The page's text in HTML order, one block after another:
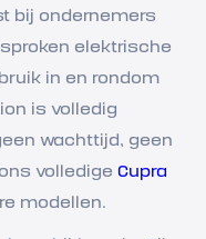
bij ondernemers
elektrische
in en rondom
is volledig
wachttijd, geen
volledigeCupra
modellen.